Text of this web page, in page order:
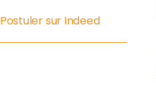
Postuler sur Indeed